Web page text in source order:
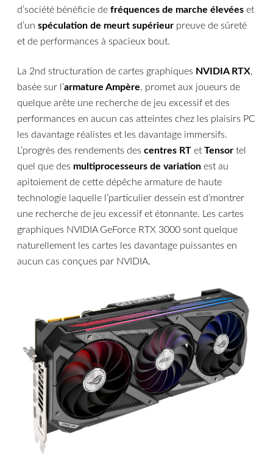
d’société bénéficie de fréquences de marche élevées et
d’un spéculation de meurt supérieur preuve de sûreté
et de performances à spacieux bout.
La 2nd structuration de cartes graphiques NVIDIA RTX,
basée sur l’armature Ampère, promet aux joueurs de
quelque arête une recherche de jeu excessif et des
performances en aucun cas atteintes chez les plaisirs PC
les davantage réalistes et les davantage immersifs.
L’progrès des rendements descentres RT etTensortel
quel que des multiprocesseurs de variationest au
apitoiement de cette dépêche armature de haute
technologie laquelle l’particulier dessein est d’montrer
une recherche de jeu excessif et étonnante. Les cartes
graphiques NVIDIA GeForce RTX 3000 sont quelque
naturellement les cartes les davantage puissantes en
aucun cas conçues par NVIDIA.